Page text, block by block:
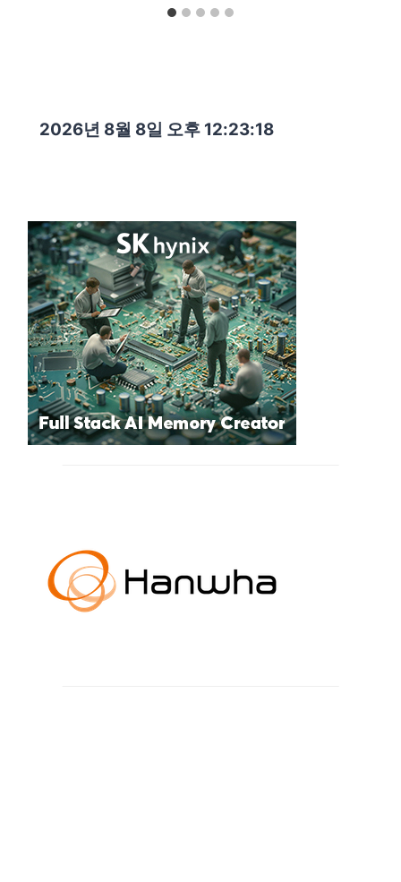
2026년 8월 8일 오후 12:23:19